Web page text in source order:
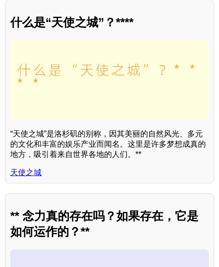
什么是“天使之城”？****
“天使之城”是洛杉矶的别称，因其美丽的自然风光、多元
的文化和丰富的娱乐产业而闻名。这里是许多梦想成真的
地方，吸引着来自世界各地的人们。**
天使之城
** 念力真的存在吗？如果存在，它是
如何运作的？**